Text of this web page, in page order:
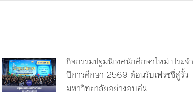
กิจกรรมปฐมนิเทศนักศึกษาใหม่ ประจำ
ปีการศึกษา 2569 ต้อนรับเฟรชชี่สู่รั้ว
มหาวิทยาลัยอย่างอบอุ่น